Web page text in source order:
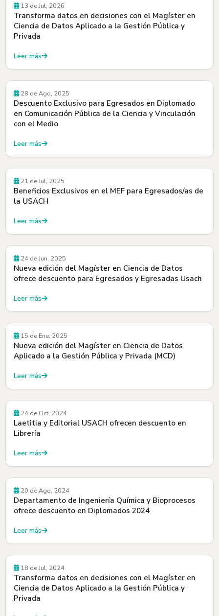
Beneficios
13 de Jul, 2026
Transforma datos en decisiones con el Magíster en
Ciencia de Datos Aplicado a la Gestión Pública y
Privada
Leer más
Beneficios
28 de Ago, 2025
Descuento Exclusivo para Egresados en Diplomado
en Comunicación Pública de la Ciencia y Vinculación
con el Medio
Leer más
Beneficios
21 de Jul, 2025
Beneficios Exclusivos en el MEF para Egresados/as de
la USACH
Leer más
Beneficios
24 de Jun, 2025
Nueva edición del Magíster en Ciencia de Datos
ofrece descuento para Egresados y Egresadas Usach
Leer más
Beneficios
15 de Ene, 2025
Nueva edición del Magíster en Ciencia de Datos
Aplicado a la Gestión Pública y Privada (MCD)
Leer más
Beneficios
24 de Oct, 2024
Laetitia y Editorial USACH ofrecen descuento en
Librería
Leer más
Beneficios
20 de Ago, 2024
Departamento de Ingeniería Química y Bioprocesos
ofrece descuento en Diplomados 2024
Leer más
Beneficios
18 de Jul, 2024
Transforma datos en decisiones con el Magíster en
Ciencia de Datos Aplicado a la Gestión Pública y
Privada